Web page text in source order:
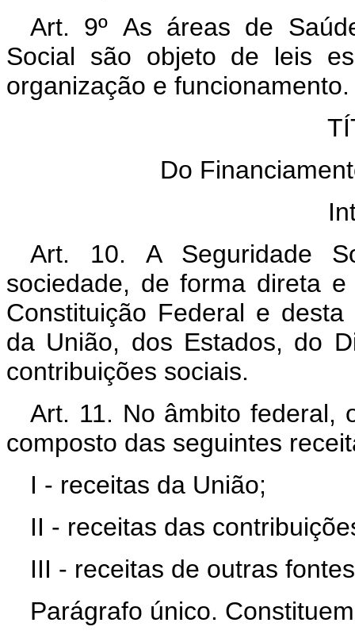
Art. 9º As áreas de
Social são objeto de leis
organização e funcionamento.
Do
Art. 10. A Seguridade
sociedade, de forma direta
Constituição Federal e
da União, dos Estados, do
contribuições sociais.
Art. 11. No âmbito federal,
composto das seguintes
I - receitas da União;
II - receitas das
III - receitas de outras
Parágrafo único.